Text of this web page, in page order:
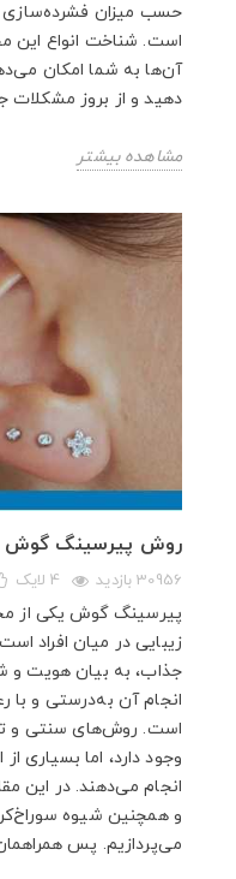
حسب میزان فشرده‌سازی و
است. شناخت انواع این
آن‌ها به شما امکان
دهید و از بروز مشکلات
مشاهده بیشتر
روش پیرسینگ گوش
30956 بازدید 4 لایک
پیرسینگ گوش یکی از
زیبایی در میان افراد
جذاب، به بیان هویت
انجام آن به‌درستی و با
است. روش‌های سنتی و
وجود دارد، اما بسیاری از
انجام می‌دهند. در این
و همچنین شیوه
می‌پردازیم. پس